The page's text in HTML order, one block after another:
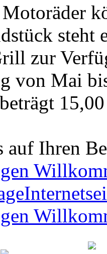
steht
zur
von Mai
auf Ihren